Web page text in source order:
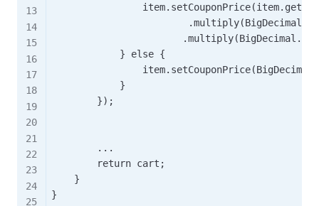
            } else {
            }
        });
        ...
        return cart;
    }